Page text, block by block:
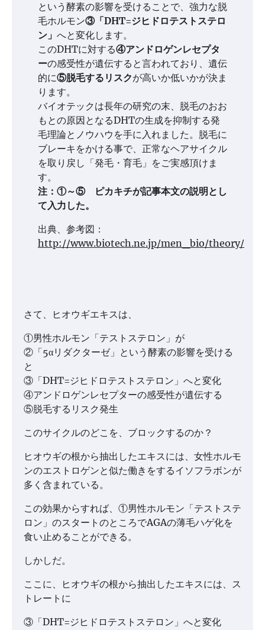
という酵素の影響を受けることで、強力な脱
毛ホルモン③「DHT=ジヒドロテストステロ
ン」 へと変化します。
このDHTに対する④アンドロゲンレセプタ
ーの感受性が遺伝すると言われており、遺伝
的に⑤脱毛するリスクが高いか低いかが決ま
ります。
バイオテックは長年の研究の末、脱毛のおお
もとの原因となるDHTの生成を抑制する発
毛理論とノウハウを手に入れました。脱毛に
ブレーキをかける事で、正常なヘアサイクル
を取り戻し「発毛・育毛」をご実感頂けま
す。
注：①～⑤ ピカキチが記事本文の説明とし
て入力した。
出典、参考図：
http://www.biotech.ne.jp/men_bio/theory/
さて、ヒオウギエキスは、
①男性ホルモン「テストステロン」が
②「5αリダクターゼ」という酵素の影響を受ける
と
③「DHT=ジヒドロテストステロン」へと変化
④アンドロゲンレセプターの感受性が遺伝する
⑤脱毛するリスク発生
このサイクルのどこを、ブロックするのか？
ヒオウギの根から抽出したエキスには、女性ホルモ
ンのエストロゲンと似た働きをするイソフラボンが
多く含まれている。
この効果からすれば、①男性ホルモン「テストステ
ロン」のスタートのところでAGAの薄毛ハゲ化を
食い止めることができる。
しかしだ。
ここに、ヒオウギの根から抽出したエキスには、ス
トレートに
③「DHT=ジヒドロテストステロン」へと変化